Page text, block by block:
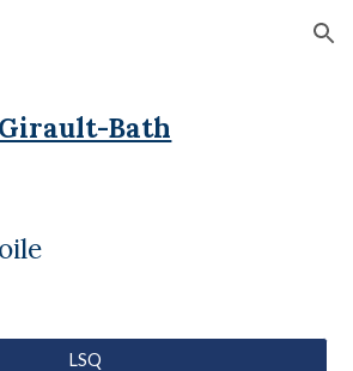
Skip to navigation
Bath
LSQ